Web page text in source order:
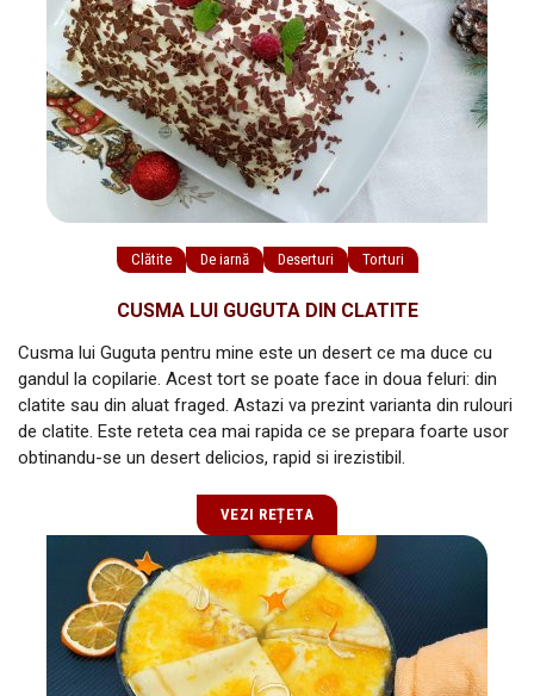
Clătite De iarnă Deserturi Torturi
CUSMA LUI GUGUTA DIN CLATITE
Cusma lui Guguta pentru mine este un desert ce ma duce cu
gandul la copilarie. Acest tort se poate face in doua feluri: din
clatite sau din aluat fraged. Astazi va prezint varianta din rulouri
de clatite. Este reteta cea mai rapida ce se prepara foarte usor
obtinandu-se un desert delicios, rapid si irezistibil.
VEZI REȚETA